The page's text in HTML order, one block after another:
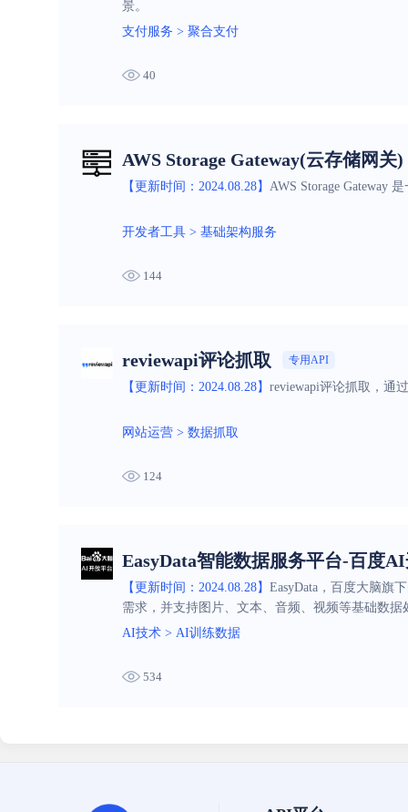
景。
支付服务 > 聚合支付
40
AWS Storage Gateway(云存储网关)
【更新时间：2024.08.28】 AWS Storage Gateway
开发者工具 > 基础架构服务
144
reviewapi评论抓取 专用API
【更新时间：2024.08.28】 reviewapi评论抓取，通
网站运营 > 数据抓取
124
EasyData智能数据服务平台-百度
【更新时间：2024.08.28】 EasyData，百度大脑旗
需求，并支持图片、文本、音频、视频等基础数
AI技术 > AI训练数据
534